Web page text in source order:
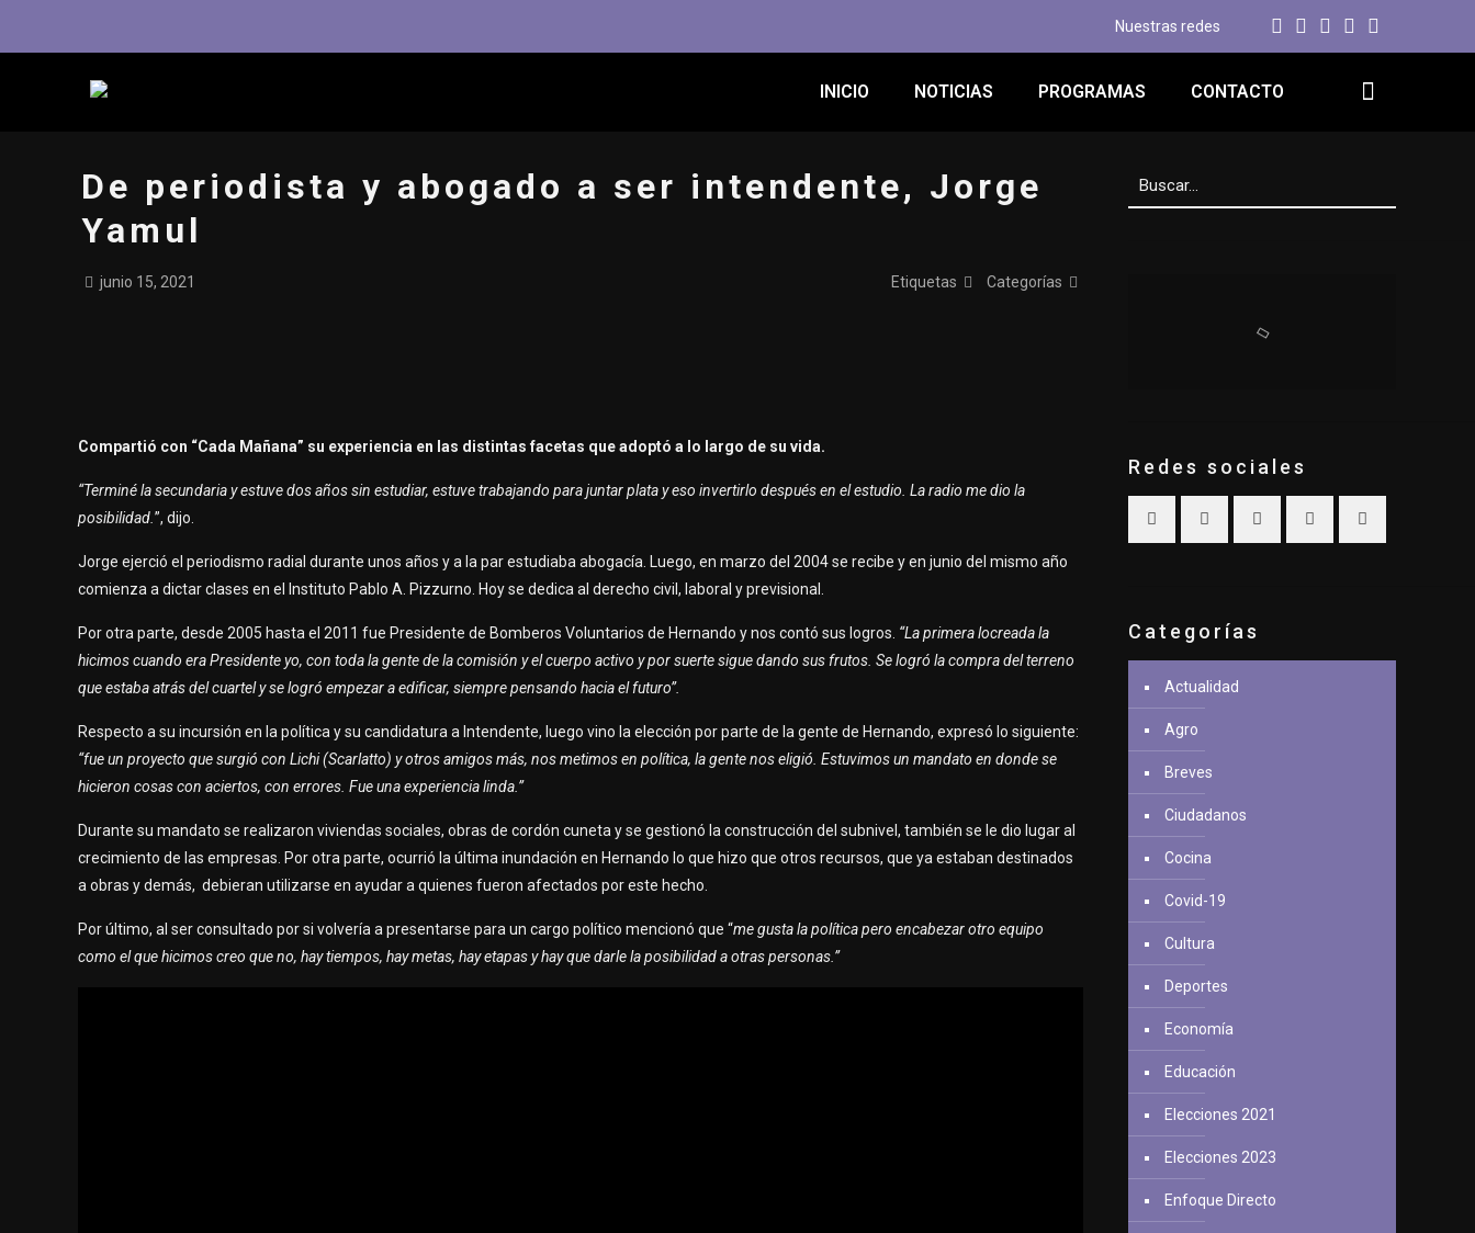
Nuestras redes
INICIO NOTICIAS PROGRAMAS CONTACTO
De periodista y abogado a ser intendente, Jorge
Yamul
junio 15, 2021 Categorías
Etiquetas
Compartió con “Cada Mañana” su experiencia en las distintas facetas que adoptó a lo largo de su vida.
“Terminé la secundaria y estuve dos años sin estudiar, estuve trabajando para juntar plata y eso invertirlo después en el estudio. La radio me dio la
posibilidad.”, dijo.
Jorge ejerció el periodismo radial durante unos años y a la par estudiaba abogacía. Luego, en marzo del 2004 se recibe y en junio del mismo año
comienza a dictar clases en el Instituto Pablo A. Pizzurno. Hoy se dedica al derecho civil, laboral y previsional.
Por otra parte, desde 2005 hasta el 2011 fue Presidente de Bomberos Voluntarios de Hernando y nos contó sus logros. “La primera locreada la
hicimos cuando era Presidente yo, con toda la gente de la comisión y el cuerpo activo y por suerte sigue dando sus frutos. Se logró la compra del terreno
que estaba atrás del cuartel y se logró empezar a edificar, siempre pensando hacia el futuro”.
Respecto a su incursión en la política y su candidatura a Intendente, luego vino la elección por parte de la gente de Hernando, expresó lo siguiente:
“fue un proyecto que surgió con Lichi (Scarlatto) y otros amigos más, nos metimos en política, la gente nos eligió. Estuvimos un mandato en donde se
hicieron cosas con aciertos, con errores. Fue una experiencia linda.”
Durante su mandato se realizaron viviendas sociales, obras de cordón cuneta y se gestionó la construcción del subnivel, también se le dio lugar al
crecimiento de las empresas. Por otra parte, ocurrió la última inundación en Hernando lo que hizo que otros recursos, que ya estaban destinados
a obras y demás, debieran utilizarse en ayudar a quienes fueron afectados por este hecho.
Por último, al ser consultado por si volvería a presentarse para un cargo político mencionó que “me gusta la política pero encabezar otro equipo
como el que hicimos creo que no, hay tiempos, hay metas, hay etapas y hay que darle la posibilidad a otras personas.”
Redes sociales
Categorías
Actualidad
Agro
Breves
Ciudadanos
Cocina
Covid-19
Cultura
Deportes
Economía
Educación
Elecciones 2021
Elecciones 2023
Enfoque Directo